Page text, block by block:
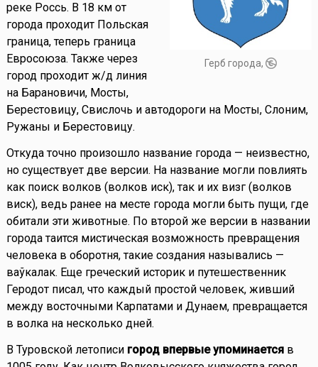
Герб города,
реке Россь. В 18 км от
города проходит Польская
граница, теперь граница
Евросоюза. Также через
город проходит ж/д линия
на Барановичи, Мосты,
Берестовицу, Свислочь и автодороги на Мосты, Слоним,
Ружаны и Берестовицу.
Откуда точно произошло название города — неизвестно,
но существует две версии. На название могли повлиять
как поиск волков (волков иск), так и их визг (волков
виск), ведь ранее на месте города могли быть пущи, где
обитали эти животные. По второй же версии в названии
города таится мистическая возможность превращения
человека в оборотня, такие создания назывались —
ваўкалак. Еще греческий историк и путешественник
Геродот писал, что каждый простой человек, живший
между восточными Карпатами и Дунаем, превращается
в волка на несколько дней.
В Туровской летописи город впервые упоминаетсяв